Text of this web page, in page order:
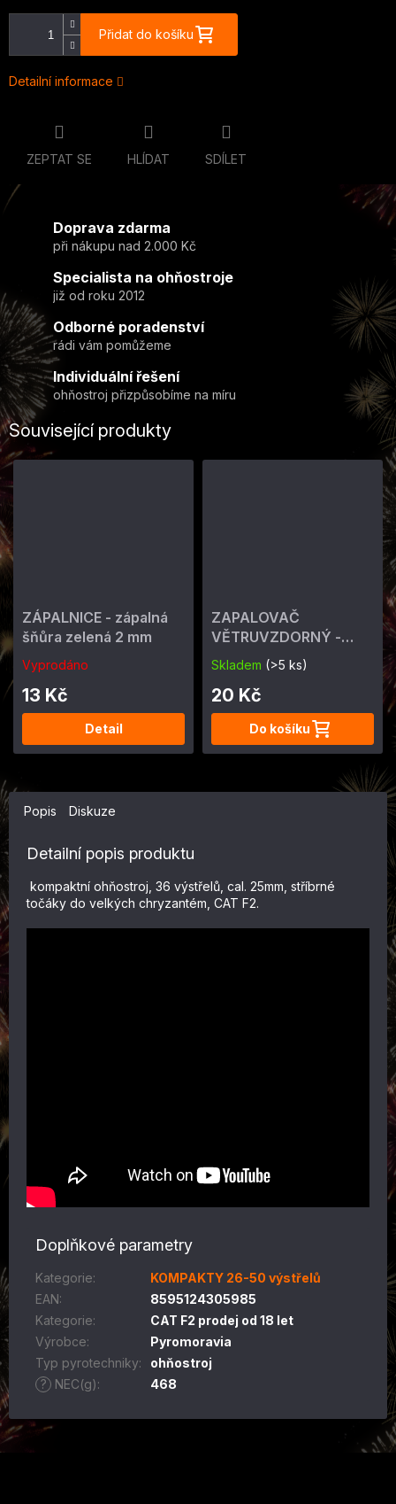
Přidat do košíku
Detailní informace
ZEPTAT SE HLÍDAT SDÍLET
Doprava zdarma
při nákupu nad 2.000 Kč
Specialista na ohňostroje
již od roku 2012
Odborné poradenství
rádi vám pomůžeme
Individuální řešení
ohňostroj přizpůsobíme na míru
Související produkty
ZÁPALNICE - zápalná
šňůra zelená 2 mm
Vyprodáno
13 Kč
Detail
ZAPALOVAČ
VĚTRUVZDORNÝ -
ohňostrojný 4 min
Skladem (>5 ks)
20 Kč
Do košíku
Popis Diskuze
Detailní popis produktu
kompaktní ohňostroj, 36 výstřelů, cal. 25mm, stříbrné
točáky do velkých chryzantém, CAT F2.
Doplňkové parametry
Kategorie:
KOMPAKTY 26-50 výstřelů
EAN:
8595124305985
Kategorie:
CAT F2 prodej od 18 let
Výrobce:
Pyromoravia
Typ pyrotechniky:
ohňostroj
?
NEC(g): 468